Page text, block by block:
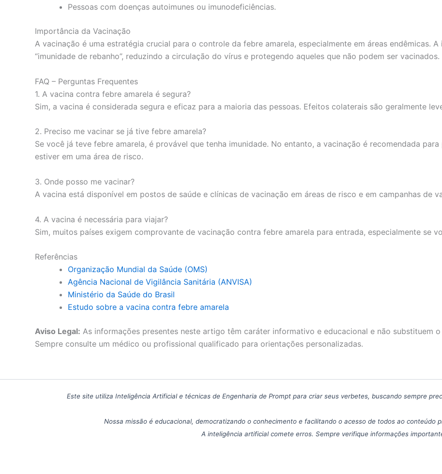
Pessoas com doenças autoimunes ou imunodeficiências.
Importância da Vacinação
A vacinação é uma estratégia crucial para o controle da febre amarela, especialmente em áreas endêmicas.
“imunidade de rebanho”, reduzindo a circulação do vírus e protegendo aqueles que não podem ser vacinados.
FAQ – Perguntas Frequentes
1. A vacina contra febre amarela é segura?
Sim, a vacina é considerada segura e eficaz para a maioria das pessoas. Efeitos colaterais são geralmente
2. Preciso me vacinar se já tive febre amarela?
Se você já teve febre amarela, é provável que tenha imunidade. No entanto, a vacinação é recomendada
estiver em uma área de risco.
3. Onde posso me vacinar?
A vacina está disponível em postos de saúde e clínicas de vacinação em áreas de risco e em campanhas de
4. A vacina é necessária para viajar?
Sim, muitos países exigem comprovante de vacinação contra febre amarela para entrada, especialmente se
Referências
Organização Mundial da Saúde (OMS)
Agência Nacional de Vigilância Sanitária (ANVISA)
Ministério da Saúde do Brasil
Estudo sobre a vacina contra febre amarela
Aviso Legal: As informações presentes neste artigo têm caráter informativo e educacional e não substituem
Sempre consulte um médico ou profissional qualificado para orientações personalizadas.
Este site utiliza Inteligência Artificial e técnicas de Engenharia de Prompt para criar seus verbetes, buscando sempre
Nossa missão é educacional, democratizando o conhecimento e facilitando o acesso de todos ao conteúdo
A inteligência artificial comete erros. Sempre verifique informações